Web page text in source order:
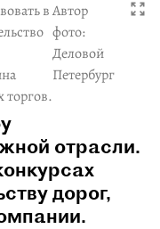
в
торгов.
Автор
фото:
Деловой
Петербург
отрасли.
дорог,